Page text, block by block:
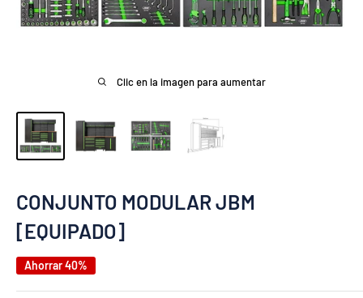
Clic en la imagen para aumentar
CONJUNTO MODULAR JBM
[EQUIPADO]
Ahorrar 40%